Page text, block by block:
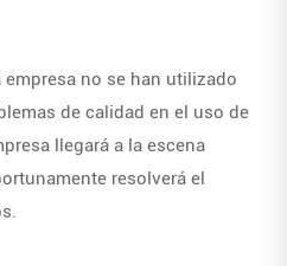
no se han utilizado
de calidad en el uso de
llegará a la escena
resolverá el